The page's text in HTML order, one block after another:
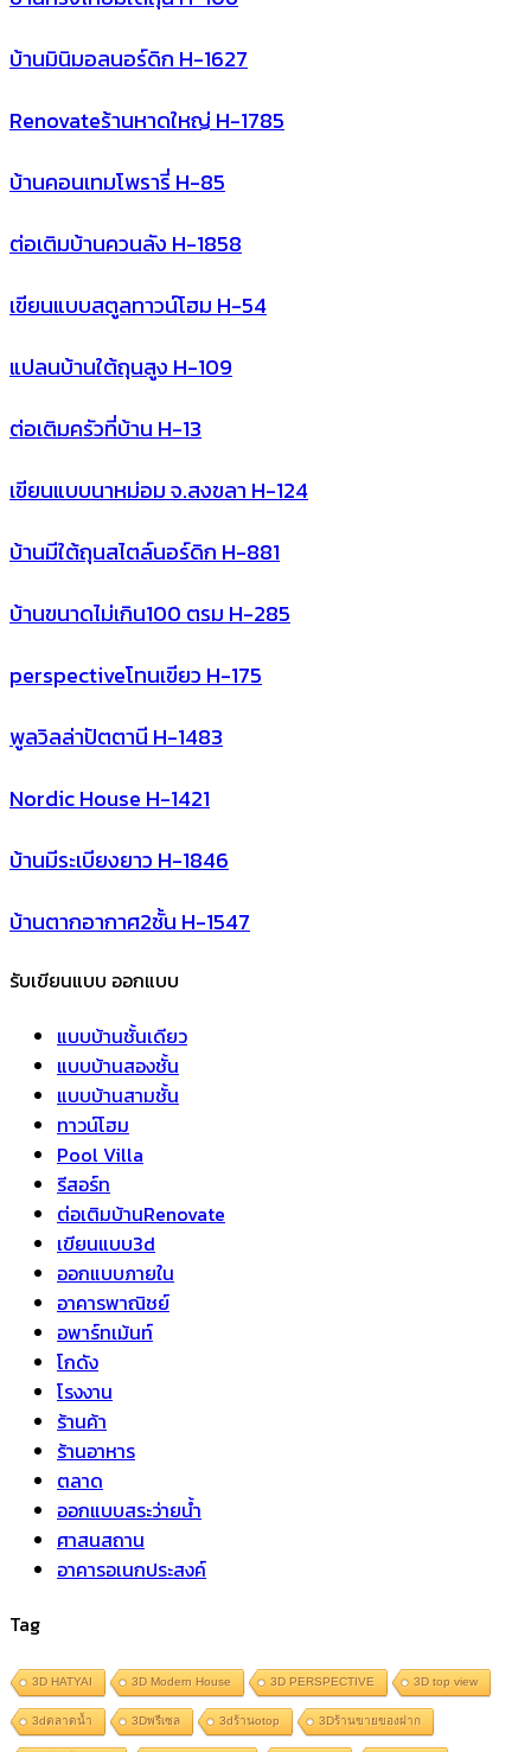
บ้านมินิมอลนอร์ดิก H-1627
Renovateร้านหาดใหญ่ H-1785
บ้านคอนเทมโพรารี่ H-85
ต่อเติมบ้านควนลัง H-1858
เขียนแบบสตูลทาวน์โฮม H-54
แปลนบ้านใต้ถุนสูง H-109
ต่อเติมครัวที่บ้าน H-13
เขียนแบบนาหม่อม จ.สงขลา H-124
บ้านมีใต้ถุนสไตล์นอร์ดิก H-881
บ้านขนาดไม่เกิน100 ตรม H-285
perspectiveโทนเขียว H-175
พูลวิลล่าปัตตานี H-1483
Nordic House H-1421
บ้านมีระเบียงยาว H-1846
บ้านตากอากาศ2ชั้น H-1547
รับเขียนแบบ ออกแบบ
แบบบ้านชั้นเดียว
แบบบ้านสองชั้น
แบบบ้านสามชั้น
ทาวน์โฮม
Pool Villa
รีสอร์ท
ต่อเติมบ้านRenovate
เขียนแบบ3d
ออกแบบภายใน
อาคารพาณิชย์
อพาร์ทเม้นท์
โกดัง
โรงงาน
ร้านค้า
ร้านอาหาร
ตลาด
ออกแบบสระว่ายน้ำ
ศาสนสถาน
อาคารอเนกประสงค์
Tag
3D HATYAI 3D Modern House 3D PERSPECTIVE 3D top view
3dตลาดน้ำ 3Dพรีเซล 3dร้านotop 3Dร้านขายของฝาก